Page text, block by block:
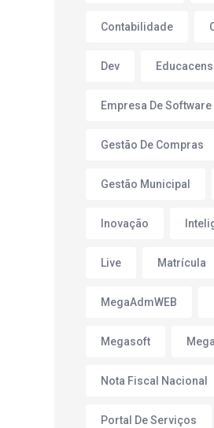
Contabilidade
Dev
Empresa De Software
Gestão De Compras
Gestão Municipal
Inovação
Live Matrícula
MegaAdmWEB
Megasoft
Nota Fiscal Nacional
Portal De Serviços